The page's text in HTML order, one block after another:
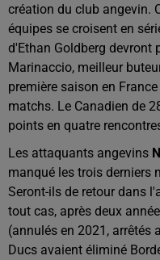
création du club angevin.
équipes se croisent en
d'Ethan Goldberg devront
Marinaccio, meilleur
première saison en
matchs. Le Canadien de
points en quatre
Les attaquants angevins
manqué les trois derniers
Seront-ils de retour dans
tout cas, après deux
(annulés en 2021, arrêtés
Ducs avaient éliminé